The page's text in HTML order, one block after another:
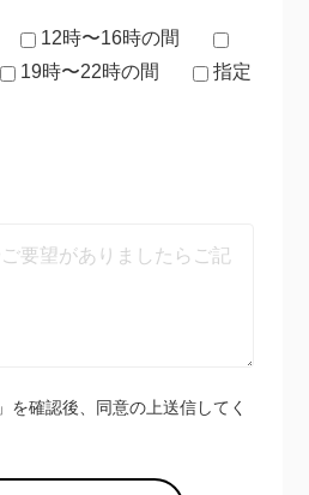
12時〜16時の間
19時〜22時の間
指定
」を確認後、同意の上送信してく